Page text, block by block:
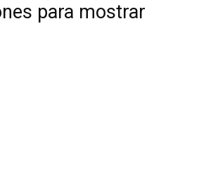
para mostrar